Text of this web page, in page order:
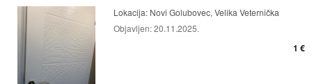
Lokacija: Novi Golubovec, Velika Veternička
Objavljen:20.11.2025.
1 €